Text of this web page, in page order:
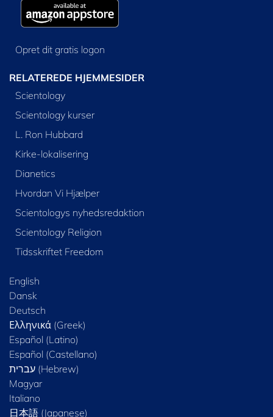
Opret dit gratis logon
RELATEREDE HJEMMESIDER
Scientology
Scientology kurser
L. Ron Hubbard
Kirke-lokalisering
Dianetics
Hvordan Vi Hjælper
Scientologys nyhedsredaktion
Scientology Religion
Tidsskriftet Freedom
English
Dansk
Deutsch
Ελληνικά (Greek)
Español (Latino)
Español (Castellano)
Magyar
Italiano
日本語 (Japanese)